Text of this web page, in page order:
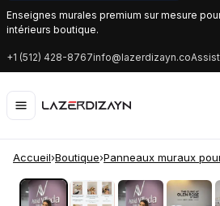
Enseignes murales premium sur mesure
intérieurs boutique.
+1 (512) 428-8767info@lazerdizayn.co
Accueil›Boutique›Panneaux muraux
‹